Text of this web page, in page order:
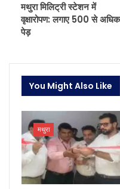
मथुरा मिलिट्री स्टेशन में
वृक्षारोपण: लगाए 500 से अधिक
पेड़
You Might Also Like
मथुरा